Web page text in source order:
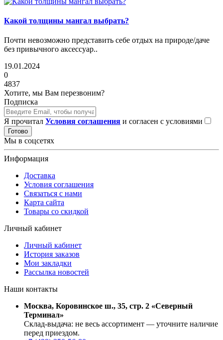
Какой толщины мангал выбрать?
Почти невозможно представить себе отдых на природе/даче
без привычного аксессуар..
19.01.2024
0
4837
Хотите, мы Вам перезвоним?
Подписка
Я прочитал Условия соглашения и согласен с условиями
Готово
Мы в соцсетях
Информация
Доставка
Условия соглашения
Связаться с нами
Карта сайта
Товары со скидкой
Личный кабинет
Личный кабинет
История заказов
Мои закладки
Рассылка новостей
Наши контакты
Москва, Коровинское ш., 35, стр. 2 «Северный
Терминал»
Склад-выдача: не весь ассортимент — уточните наличие
перед приездом.